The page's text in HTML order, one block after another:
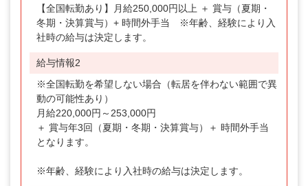
【全国転勤あり】月給250,000円以上 ＋ 賞与（夏期・
冬期・決算賞与）+ 時間外手当 ※年齢、経験により入
社時の給与は決定します。
給与情報2
※全国転勤を希望しない場合（転居を伴わない範囲で異
動の可能性あり）
月給220,000円～253,000円
＋ 賞与年3回（夏期・冬期・決算賞与）＋ 時間外手当
となります。
※年齢、経験により入社時の給与は決定します。